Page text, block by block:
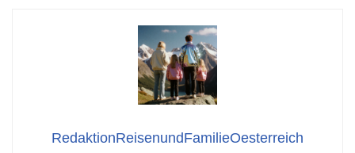
RedaktionReisenundFamilieOesterreich